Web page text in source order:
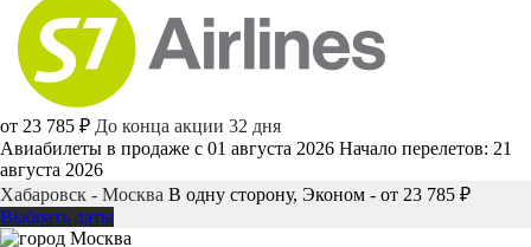
от 23 785 ₽ До конца акции 32 дня
Авиабилеты в продаже с 01 августа 2026 Начало перелетов: 21
августа 2026
Хабаровск - Москва В одну сторону, Эконом - от 23 785 ₽
Выбрать даты